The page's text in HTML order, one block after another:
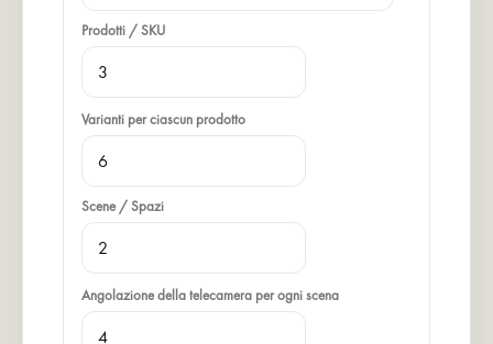
Prodotti / SKU
Varianti per ciascun prodotto
Scene / Spazi
Angolazione della telecamera per ogni scena